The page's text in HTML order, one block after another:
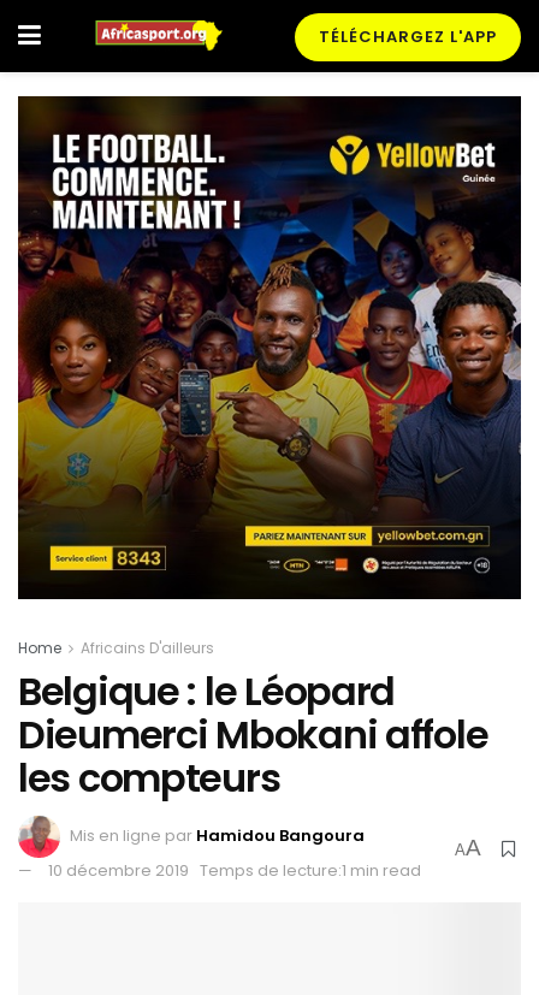
TÉLÉCHARGEZ L'APP
Home Africains D'ailleurs
Belgique : le Léopard
Dieumerci Mbokani affole
les compteurs
Mis en ligne par Hamidou Bangoura
10 décembre 2019 Temps de lecture:1 min read
AA